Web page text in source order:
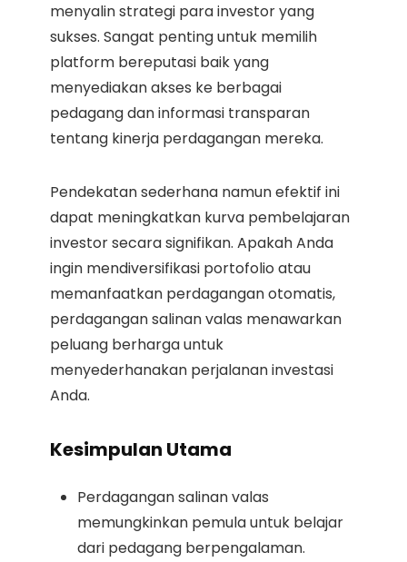
menyalin strategi para investor yang
sukses. Sangat penting untuk memilih
platform bereputasi baik yang
menyediakan akses ke berbagai
pedagang dan informasi transparan
tentang kinerja perdagangan mereka.
Pendekatan sederhana namun efektif ini
dapat meningkatkan kurva pembelajaran
investor secara signifikan. Apakah Anda
ingin mendiversifikasi portofolio atau
memanfaatkan perdagangan otomatis,
perdagangan salinan valas menawarkan
peluang berharga untuk
menyederhanakan perjalanan investasi
Anda.
Kesimpulan Utama
Perdagangan salinan valas
memungkinkan pemula untuk belajar
dari pedagang berpengalaman.